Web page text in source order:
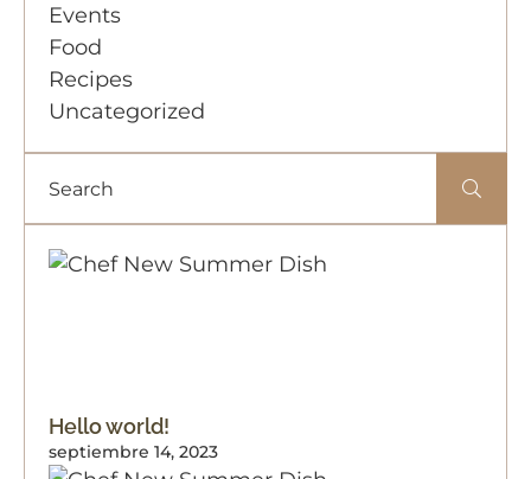
Events
Food
Recipes
Uncategorized
Hello world!
septiembre 14, 2023